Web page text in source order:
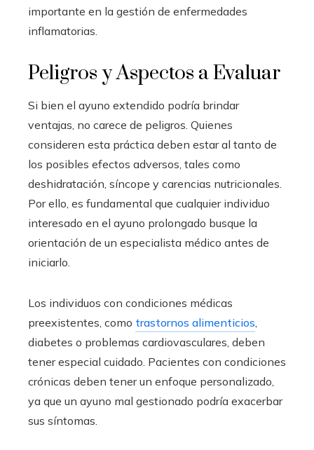
importante en la gestión de enfermedades
inflamatorias.
Peligros y Aspectos a Evaluar
Si bien el ayuno extendido podría brindar
ventajas, no carece de peligros. Quienes
consideren esta práctica deben estar al tanto de
los posibles efectos adversos, tales como
deshidratación, síncope y carencias nutricionales.
Por ello, es fundamental que cualquier individuo
interesado en el ayuno prolongado busque la
orientación de un especialista médico antes de
iniciarlo.
Los individuos con condiciones médicas
preexistentes, como trastornos alimenticios,
diabetes o problemas cardiovasculares, deben
tener especial cuidado. Pacientes con condiciones
crónicas deben tener un enfoque personalizado,
ya que un ayuno mal gestionado podría exacerbar
sus síntomas.